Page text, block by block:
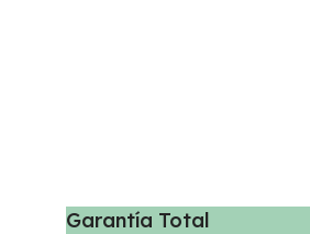
Garantía Total